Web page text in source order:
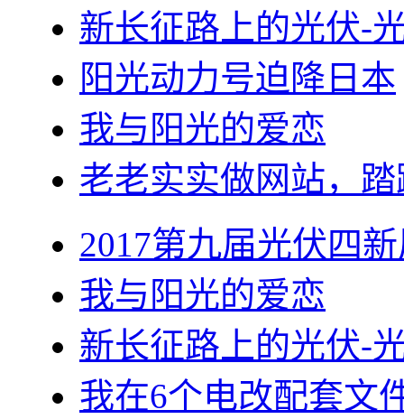
新长征路上的光伏-
阳光动力号迫降日本
我与阳光的爱恋
老老实实做网站，
2017第九届光伏四
我与阳光的爱恋
新长征路上的光伏-
我在6个电改配套文